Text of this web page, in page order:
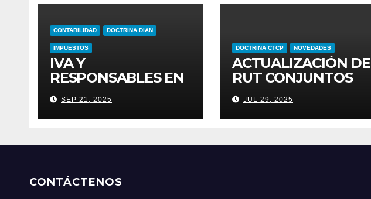
CONTABILIDAD DOCTRINA DIAN
IMPUESTOS
IVA Y
RESPONSABLES EN
PROPIEDAD
HORIZONTAL
SEP 21, 2025
DOCTRINA CTCP NOVEDADES
ACTUALIZACIÓN DE
RUT CONJUNTOS
RESIDENCIALES
CANCELANDO
RESPONSABILIDAD
JUL 29, 2025
CONTÁCTENOS